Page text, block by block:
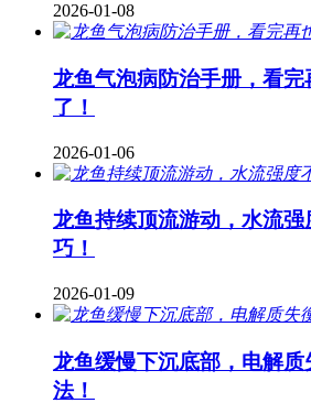
2026-01-08
龙鱼气泡病防治手册，看
了！
2026-01-06
龙鱼持续顶流游动，水流
巧！
2026-01-09
龙鱼缓慢下沉底部，电解
法！